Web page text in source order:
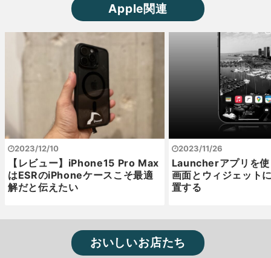
Apple関連
2023/12/10
【レビュー】iPhone15 Pro Max
はESRのiPhoneケースこそ最適
解だと伝えたい
2023/11/26
Launcherアプリを
画面とウィジェット
置する
おいしいお店たち